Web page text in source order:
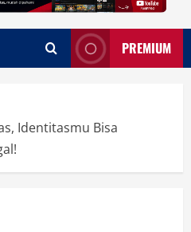
PREMIUM
Identitasmu Bisa